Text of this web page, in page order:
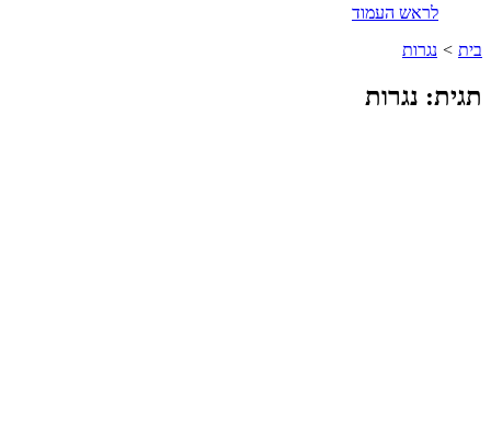
לראש העמוד
בית > נגרות
תגית: נגרות